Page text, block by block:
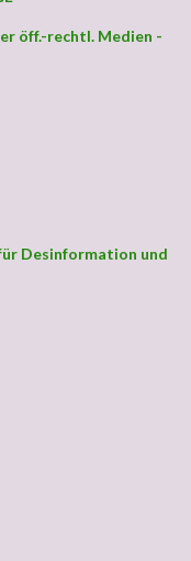
öff.-rechtl. Medien -
Desinformation und